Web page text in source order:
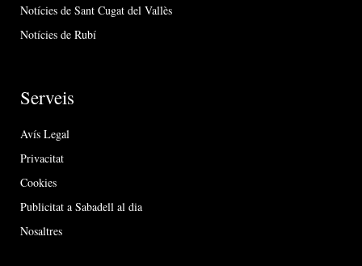
Notícies de Sant Cugat del Vallès
Notícies de Rubí
Serveis
Avís Legal
Privacitat
Cookies
Publicitat a Sabadell al dia
Nosaltres